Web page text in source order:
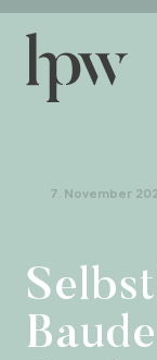
7. November